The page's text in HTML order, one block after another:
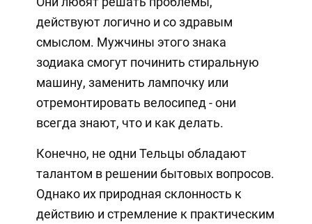
действуют логично и со здравым
смыслом. Мужчины этого знака
зодиака смогут починить стиральную
машину, заменить лампочку или
отремонтировать велосипед - они
всегда знают, что и как делать.
Конечно, не одни Тельцы обладают
талантом в решении бытовых вопросов.
Однако их природная склонность к
действию и стремление к практическим